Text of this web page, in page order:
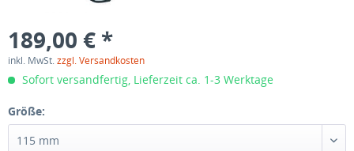
189,00 € *
inkl. MwSt.zzgl. Versandkosten
Sofort versandfertig, Lieferzeit ca. 1-3 Werktage
Größe:
115 mm